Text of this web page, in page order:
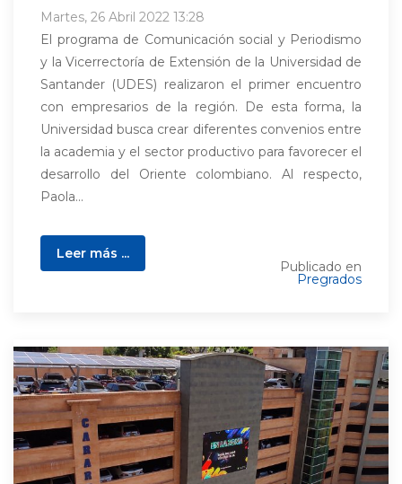
Martes, 26 Abril 2022 13:28
El programa de Comunicación social y Periodismo
y la Vicerrectoría de Extensión de la Universidad de
Santander (UDES) realizaron el primer encuentro
con empresarios de la región. De esta forma, la
Universidad busca crear diferentes convenios entre
la academia y el sector productivo para favorecer el
desarrollo del Oriente colombiano. Al respecto,
Paola...
Leer más ...
Publicado en
Pregrados